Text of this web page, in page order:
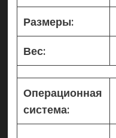
Размеры:
Вес:
Операционная
система: